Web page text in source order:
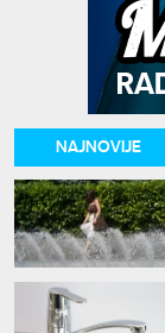
NAJNOVIJE